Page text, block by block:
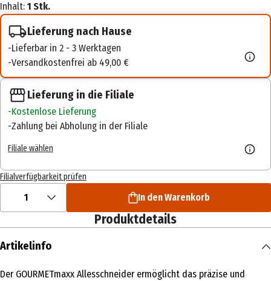
Inhalt: 1 Stk.
Lieferung nach Hause
Lieferbar in 2 - 3 Werktagen
Versandkostenfrei ab 49,00 €
Lieferung in die Filiale
Kostenlose Lieferung
Zahlung bei Abholung in der Filiale
Filiale wählen
Filialverfügbarkeit prüfen
1 In den Warenkorb
Produktdetails
Artikelinfo
Der GOURMETmaxx Allesschneider ermöglicht das präzise und